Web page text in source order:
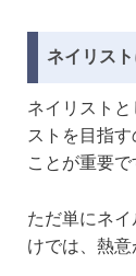
ネイリス
ネイリスト
ストを目指
ことが重要で
ただ単にネ
けでは、熱意